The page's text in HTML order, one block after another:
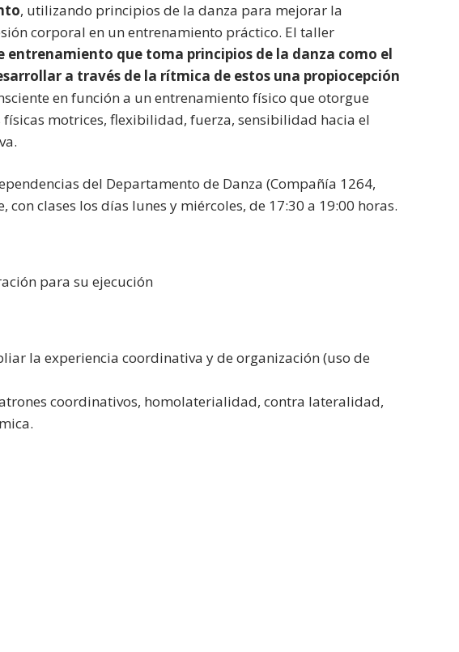
, utilizando principios de la danza para mejorar la
corporal en un entrenamiento práctico. El taller
entrenamiento que toma principios de la danza como el
a través de la rítmica de estos una propiocepción
en función a un entrenamiento físico que otorgue
motrices, flexibilidad, fuerza, sensibilidad hacia el
del Departamento de Danza (Compañía 1264,
clases los días lunes y miércoles, de 17:30 a 19:00 horas.
para su ejecución
la experiencia coordinativa y de organización (uso de
coordinativos, homolaterialidad, contra lateralidad,